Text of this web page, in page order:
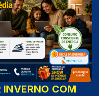
INVERNO COM